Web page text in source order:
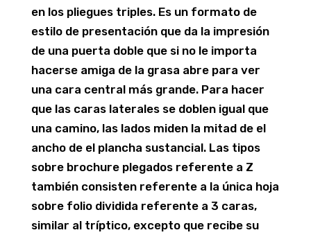
en los pliegues triples. Es un formato de
estilo de presentación que da la impresión
de una puerta doble que si no le importa
hacerse amiga de la grasa abre para ver
una cara central más grande. Para hacer
que las caras laterales se doblen igual que
una camino, las lados miden la mitad de el
ancho de el plancha sustancial. Las tipos
sobre brochure plegados referente a Z
también consisten referente a la única hoja
sobre folio dividida referente a 3 caras,
similar al tríptico, excepto que recibe su